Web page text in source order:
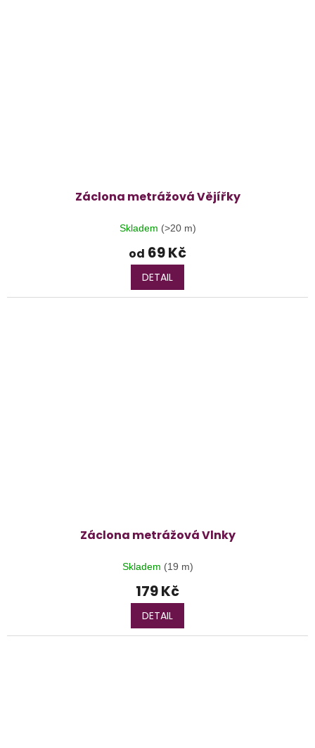
Záclona metrážová Vějířky
Skladem (>20 m)
od 69 Kč
DETAIL
Záclona metrážová Vlnky
Skladem (19 m)
179 Kč
DETAIL